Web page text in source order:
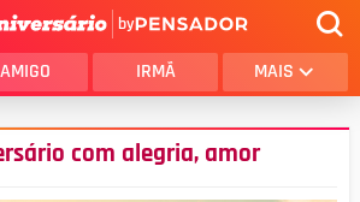
by
AMIGO IRMÃ MAIS
com alegria, amor